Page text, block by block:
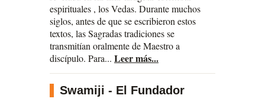
espirituales , los Vedas. Durante muchos
siglos, antes de que se escribieron estos
textos, las Sagradas tradiciones se
transmitían oralmente de Maestro a
discípulo. Para... Leer más...
Swamiji - El Fundador